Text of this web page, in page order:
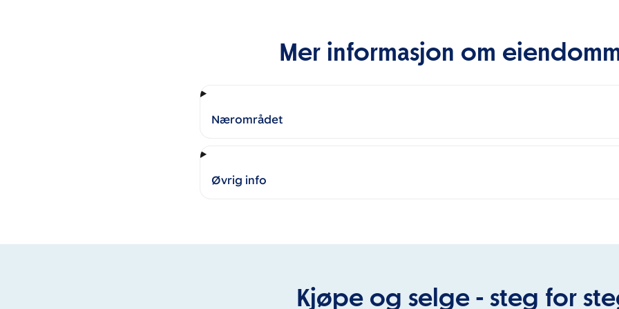
Mer informasjon om
Nærområdet
Øvrig info
Kjøpe og selge - steg for